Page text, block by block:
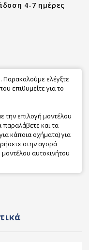
4-7 ημέρες
Παρακαλούμε ελέγξτε
επιθυμείτε για το
την επιλογή μοντέλου
παραλάβετε και τα
κάποια οχήματα) για
στην αγορά
αυτοκινήτου